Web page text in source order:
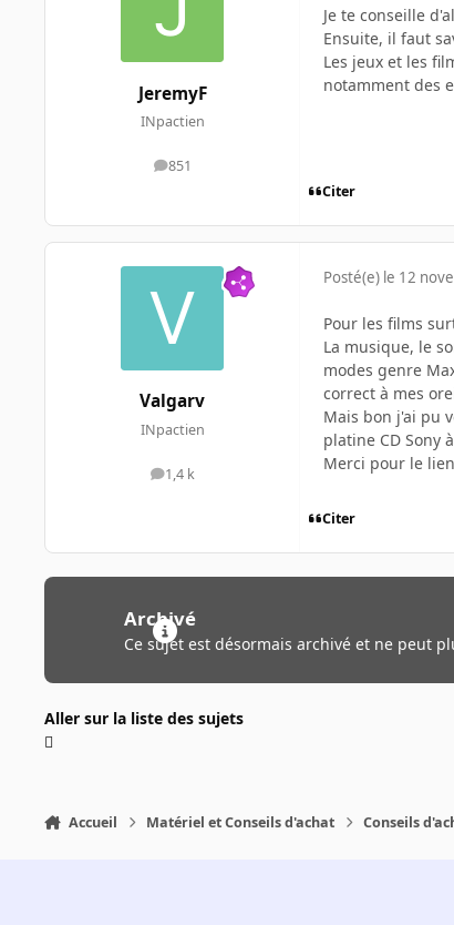
JeremyF
INpactien
851
messages
Je te conseille
Ensuite, il faut
Les jeux et les
notamment des
Citer
Valgarv
INpactien
1,4 k
messages
Posté(e) le 12
Pour les films
La musique, le
modes genre
correct à mes
Mais bon j'ai pu
platine CD Sony
Merci pour le
Citer
Archivé
Ce sujet est désormais archivé et ne peut
Aller sur la liste des sujets
Accueil Matériel et Conseils d'achat Conseils